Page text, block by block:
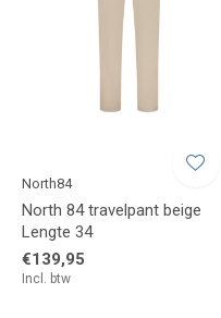
North84
North 84 travelpant beige
Lengte 34
€139,95
Incl. btw